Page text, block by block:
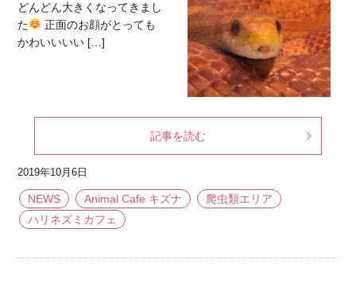
どんどん大きくなってきまし
た
正面のお顔がとっても
かわいいいい […]
記事を読む
2019年10月6日
NEWS Animal Cafe キズナ
爬虫類エリア
ハリネズミカフェ